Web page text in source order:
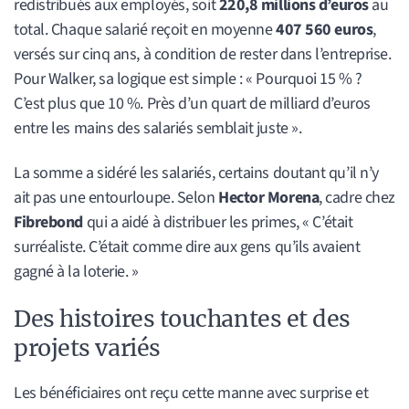
redistribués aux employés, soit220,8 millions d’eurosau
total. Chaque salarié reçoit en moyenne407 560 euros,
versés sur cinq ans, à condition de rester dans l’entreprise.
Pour Walker, sa logique est simple : « Pourquoi 15 % ?
C’est plus que 10 %. Près d’un quart de milliard d’euros
entre les mains des salariés semblait juste ».
La somme a sidéré les salariés, certains doutant qu’il n’y
ait pas une entourloupe. Selon Hector Morena, cadre chez
Fibrebondqui a aidé à distribuer les primes, « C’était
surréaliste. C’était comme dire aux gens qu’ils avaient
gagné à la loterie. »
Des histoires touchantes et des
projets variés
Les bénéficiaires ont reçu cette manne avec surprise et